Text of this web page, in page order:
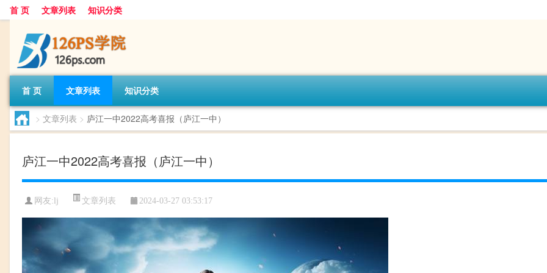
首 页 文章列表 知识分类
首 页 文章列表 知识分类
> 文章列表 > 庐江一中2022高考喜报（庐江一中）
庐江一中2022高考喜报（庐江一中）
网友: lj 文章列表 2024-03-27 03:53:17